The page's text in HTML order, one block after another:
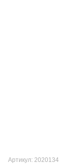
Артикул: 2020134